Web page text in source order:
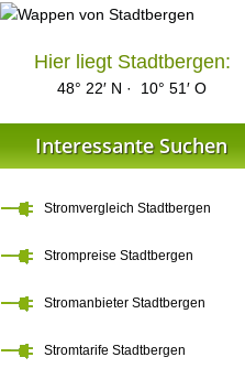
Hier liegt Stadtbergen:
48° 22′ N · 10° 51′ O
Interessante Suchen
Stromvergleich Stadtbergen
Strompreise Stadtbergen
Stromanbieter Stadtbergen
Stromtarife Stadtbergen